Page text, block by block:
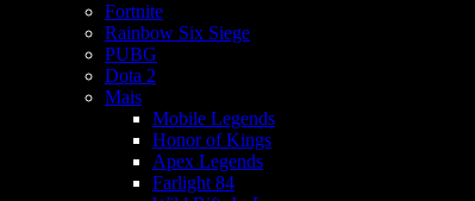
Fortnite
Rainbow Six Siege
PUBG
Dota 2
Mais
Mobile Legends
Honor of Kings
Apex Legends
Farlight 84